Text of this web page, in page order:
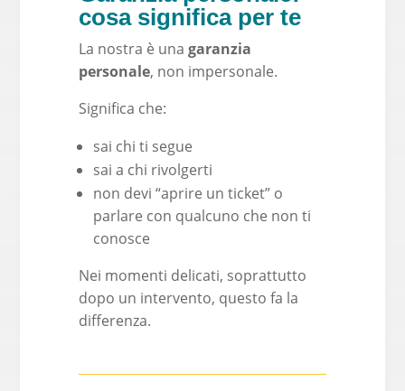
cosa significa per te
La nostra è una garanzia
personale, non impersonale.
Significa che:
sai chi ti segue
sai a chi rivolgerti
non devi “aprire un ticket” o
parlare con qualcuno che non ti
conosce
Nei momenti delicati, soprattutto
dopo un intervento, questo fa la
differenza.